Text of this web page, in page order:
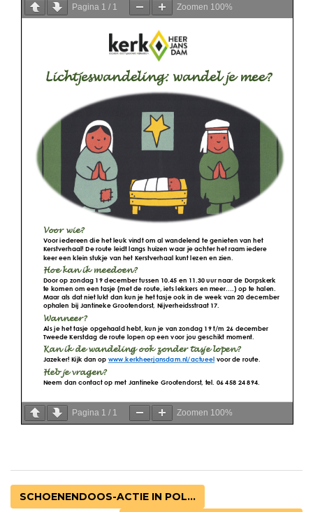
Pagina 1 / 1 Zoomen 100%
Pagina 1 / 1 Zoomen 100%
SCHOENENDOOS-ACTIE IN POL...